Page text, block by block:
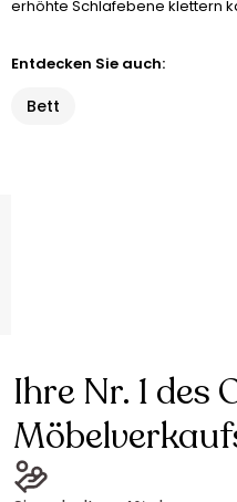
erhöhte Schlafebene klettern
Entdecken Sie auch:
Bett
Ihre Nr. 1 des